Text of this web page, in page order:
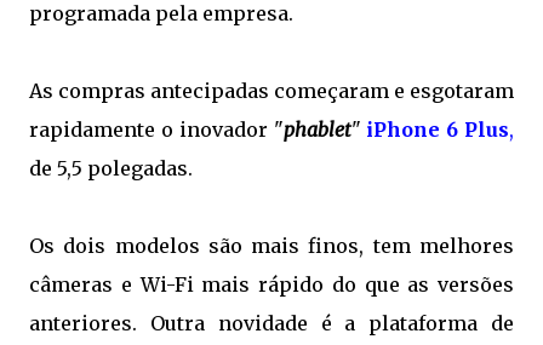
programada pela empresa.
As compras antecipadas começaram e esgotaram
rapidamente o inovador "phablet" iPhone 6 Plus,
de 5,5 polegadas.
Os dois modelos são mais finos, tem melhores
câmeras e Wi-Fi mais rápido do que as versões
anteriores. Outra novidade é a plataforma de